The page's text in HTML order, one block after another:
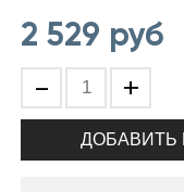
2 529 руб
- +